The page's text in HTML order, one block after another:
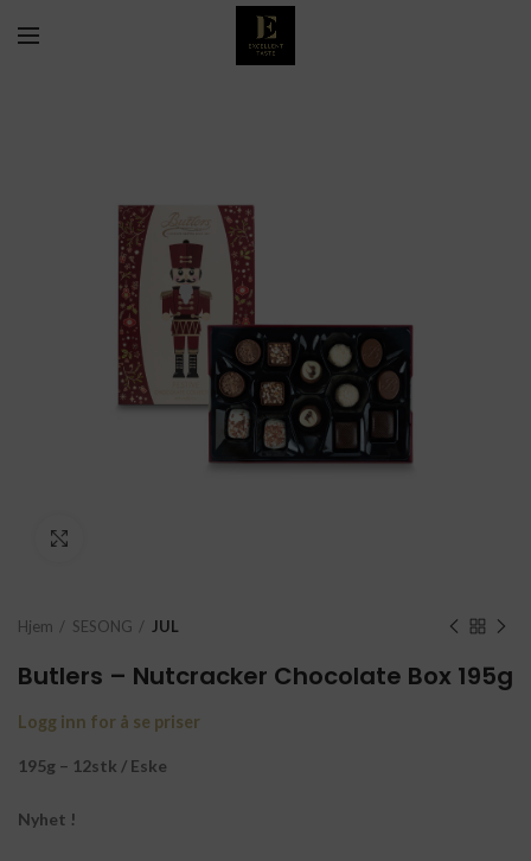
Hjem SESONG JUL
Butlers – Nutcracker Chocolate Box 195g
Logg inn for å se priser
195g – 12stk / Eske
Nyhet !